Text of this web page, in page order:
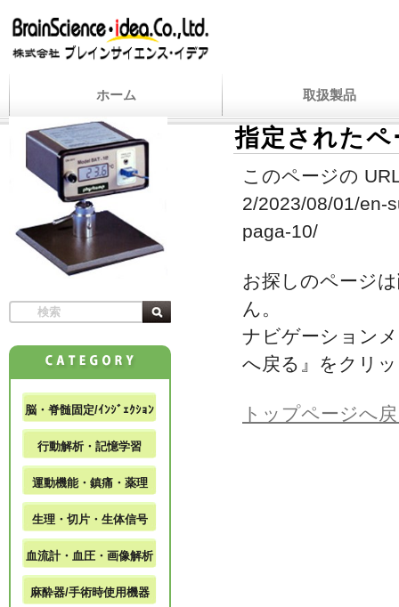
ホーム 取扱製品
指定された
このページの
2/2023/08/01/en-
paga-10/
お探しのページ
ん。
ナビゲーション
へ戻る』をクリ
トップページへ
脳・脊髄固定/ｲﾝｼﾞｪｸｼｮﾝ
行動解析・記憶学習
運動機能・鎮痛・薬理
生理・切片・生体信号
血流計・血圧・画像解析
麻酔器/手術時使用機器